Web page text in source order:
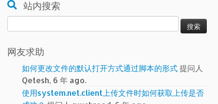
站内搜索
索：
网友求助
如何更改文件的默认打开方式通过脚本的形式提问人
Qetesh, 6 年 ago.
使用system.net.client上传文件时如何获取上传是否